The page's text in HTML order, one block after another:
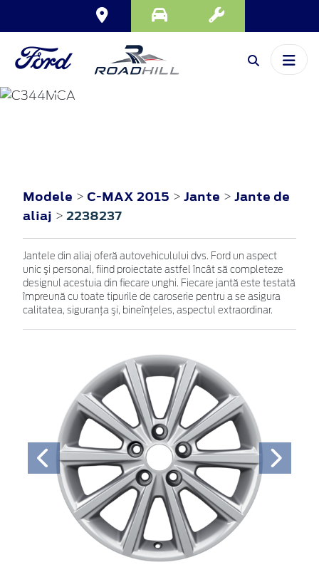
C-MAX
Modele > C-MAX 2015 > Jante > Jante de
aliaj > 2238237
Jantele din aliaj oferă autovehiculului dvs. Ford un aspect
unic şi personal, fiind proiectate astfel încât să completeze
designul acestuia din fiecare unghi. Fiecare jantă este testată
împreună cu toate tipurile de caroserie pentru a se asigura
calitatea, siguranţa şi, bineînţeles, aspectul extraordinar.